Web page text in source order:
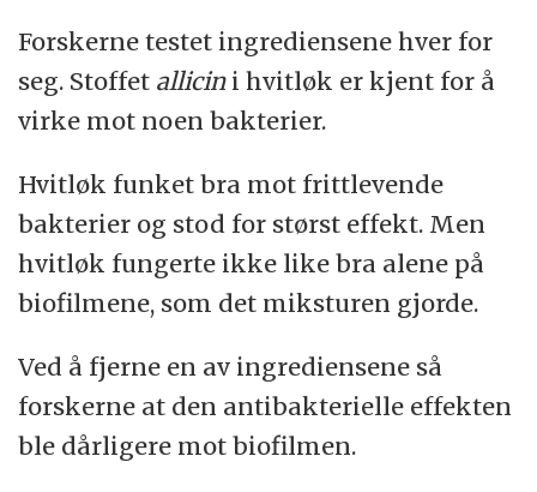
Forskerne testet ingrediensene hver for
seg. Stoffet allicini hvitløk er kjent for å
virke mot noen bakterier.
Hvitløk funket bra mot frittlevende
bakterier og stod for størst effekt. Men
hvitløk fungerte ikke like bra alene på
biofilmene, som det miksturen gjorde.
Ved å fjerne en av ingrediensene så
forskerne at den antibakterielle effekten
ble dårligere mot biofilmen.